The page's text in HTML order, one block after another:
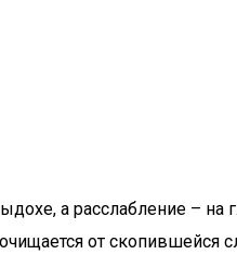
а расслабление – на
от скопившейся